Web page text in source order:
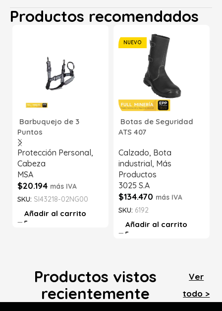
Productos recomendados
Barbuquejo de 3
Puntos
Protección Personal,
Cabeza
MSA
$20.194 más IVA
SKU: SI43218-02NG00
Añadir al carrito
NUEVO
Botas de Seguridad
ATS 407
Calzado, Bota
industrial, Más
Productos
3025 S.A
$134.470 más IVA
SKU: 6192
Añadir al carrito
Productos vistos
recientemente
Ver
todo >